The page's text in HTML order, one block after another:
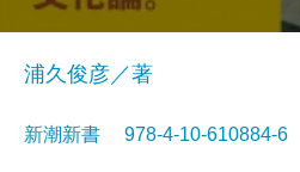
浦久俊彦／著
新潮新書 978-4-10-610884-